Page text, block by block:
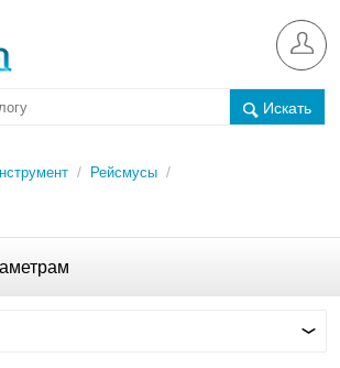
Искать
/ Рейсмусы /